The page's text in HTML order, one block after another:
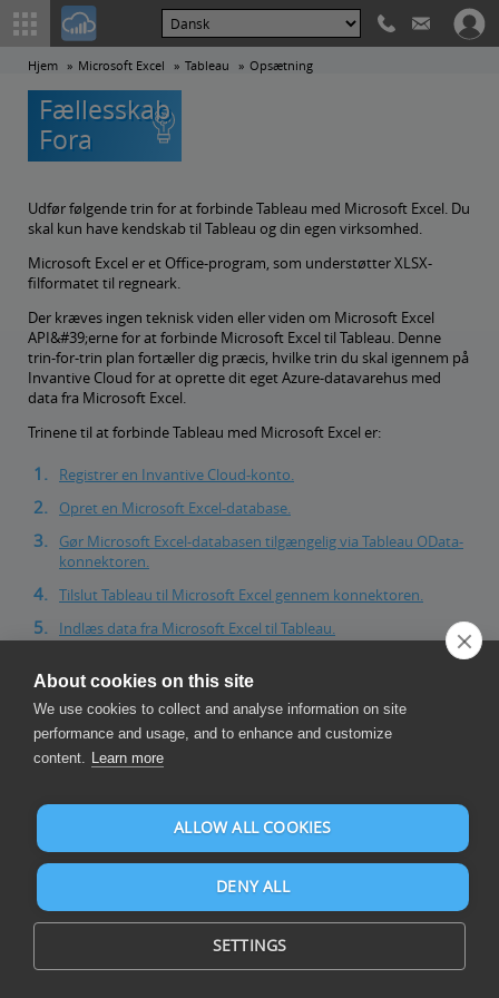
Hjem Microsoft Excel Tableau Opsætning
Udfør følgende trin for at forbinde Tableau med Microsoft Excel. Du
skal kun have kendskab til Tableau og din egen virksomhed.
Microsoft Excel er et Office-program, som understøtter XLSX-
filformatet til regneark.
Der kræves ingen teknisk viden eller viden om Microsoft Excel
API&#39;erne for at forbinde Microsoft Excel til Tableau. Denne
trin-for-trin plan fortæller dig præcis, hvilke trin du skal igennem på
Invantive Cloud for at oprette dit eget Azure-datavarehus med
data fra Microsoft Excel.
Trinene til at forbinde Tableau med Microsoft Excel er:
Registrer en Invantive Cloud-konto.
Opret en Microsoft Excel-database.
Gør Microsoft Excel-databasen tilgængelig via Tableau OData-
konnektoren.
Tilslut Tableau til Microsoft Excel gennem konnektoren.
Indlæs data fra Microsoft Excel til Tableau.
downloade data fra Microsoft Excel til Tableau, men der er over 105
andre connectors til rådighed, også til SQL, Power BI, Power Query,
Qlik, TableauとAzure Data Factoryです。.
Har du et stort miljø? For at opnå effektive downloads kan du
Når du har spørgsmål, skal du tjekkeforummerne for Microsoft
Excel
Alle organisationer har ret til 1 times gratis uddannelse, som
hjælper dig med at komme i gang. Denne gratis time gælder også
for gratis planer.
Registrer konto på Invantive Cloud
Spring dette trin over, hvis du allerede har en konto på Invantive
Cloud. Ellers skal du udføre følgende trin én gang for at registrere
Fællesskab
Fora
About cookies on this site
We use cookies to collect and analyse information on site
performance and usage, and to enhance and customize
content. Learn more
ALLOW ALL COOKIES
DENY ALL
SETTINGS